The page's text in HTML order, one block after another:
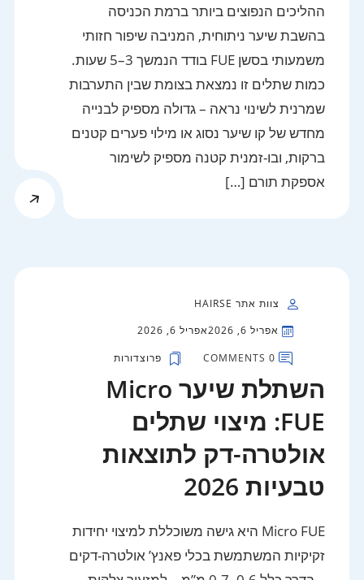
ההליכים הנפוצים ביותר ברמת הכניסה
בהשבת שיער ניתוחית, המניבה שיפור חזותי
משמעותי בסשן FUE בודד הנמשך 3–5 שעות.
כמות שתלים זו נמצאת בצומת שבין התערבות
שמרנית לשינוי נראה – גדולה מספיק לבנייה
מחדש של קו שיער נסוג או מילוי פערים קטנים
ברקות, ובו-זמנית קטנה מספיק לשימור
אספקת תורם […]
צוות אתר HAIRSE
אפריל 6, 2026
אפריל 6, 2026
0 COMMENTS
פרוצדורות
השתלת שיער Micro
FUE: מיצוי שתלים
אולטרה-דק לתוצאות
טבעיות 2026
Micro FUE היא גישה משוכללת למיצוי יחידות
זקיקיות המשתמשת בכלי פאנץ’ אולטרה-דקים